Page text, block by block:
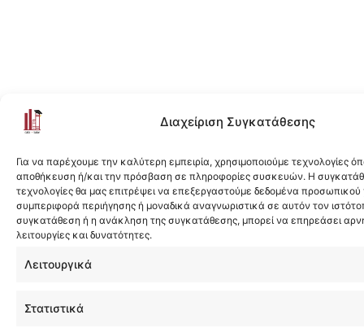
Διαχείριση Συγκατάθεσης
Για να παρέχουμε την καλύτερη εμπειρία, χρησιμοποιούμε τεχνολογίες
αποθήκευση ή/και την πρόσβαση σε πληροφορίες συσκευών. Η
τεχνολογίες θα μας επιτρέψει να επεξεργαστούμε δεδομένα
συμπεριφορά περιήγησης ή μοναδικά αναγνωριστικά σε αυτόν τον
συγκατάθεση ή η ανάκληση της συγκατάθεσης, μπορεί να επηρεάσει
λειτουργίες και δυνατότητες.
Λειτουργικά
Στατιστικά